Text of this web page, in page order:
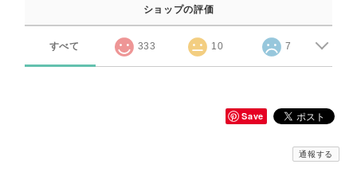
ショップの評価
すべて 333 10 7
Save
通報する